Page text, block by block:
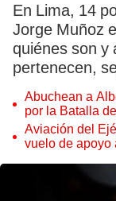
En Lima, 14
Jorge Muñoz
quiénes son y
pertenecen,
Abuchean a
por la Batalla
Aviación del
vuelo de apoyo